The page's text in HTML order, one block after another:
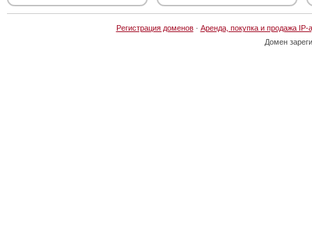
Регистрация доменов· Аренда, покупка и продажа IP-
Домен